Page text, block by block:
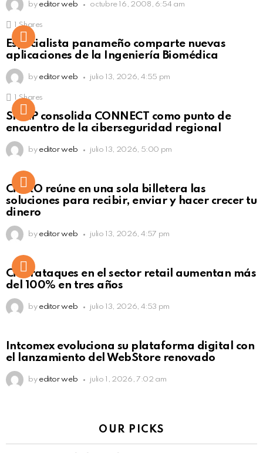
by editor web octubre 16, 2008, 6:54 am
Click to view this post
Shares
Especialista panameño comparte nuevas
aplicaciones de la Ingeniería Biomédica
by editor web julio 13, 2026, 4:55 pm
Click to view this post
Shares
SISAP consolida CONNECT como punto de
encuentro de la ciberseguridad regional
by editor web julio 13, 2026, 5:00 pm
Not Safe For Work
Click to view this post
CiNKO reúne en una sola billetera las
soluciones para recibir, enviar y hacer crecer tu
dinero
by editor web julio 13, 2026, 4:57 pm
Ciberataques en el sector retail aumentan más
del 100% en tres años
by editor web julio 13, 2026, 4:53 pm
Intcomex evoluciona su plataforma digital con
el lanzamiento del WebStore renovado
by editor web julio 1, 2026, 7:02 am
OUR PICKS